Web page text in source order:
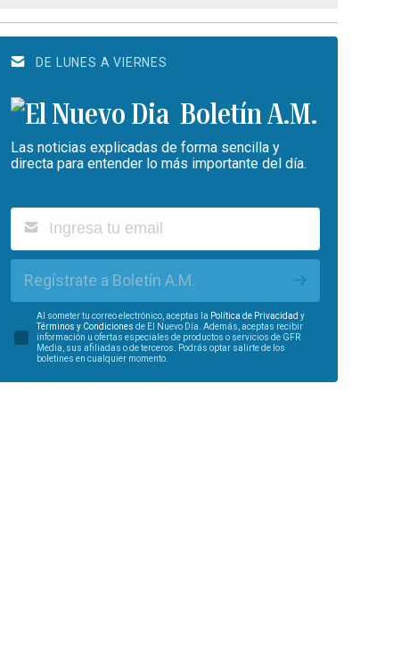
DE LUNES A VIERNES
Boletín A.M.
Las noticias explicadas de forma sencilla y
directa para entender lo más importante del día.
Regístrate a Boletín A.M.
Al someter tu correo electrónico, aceptas la Política de Privacidad y
Términos y Condiciones de El Nuevo Día. Además, aceptas recibir
información u ofertas especiales de productos o servicios de GFR
Media, sus afiliadas o de terceros. Podrás optar salirte de los
boletines en cualquier momento.